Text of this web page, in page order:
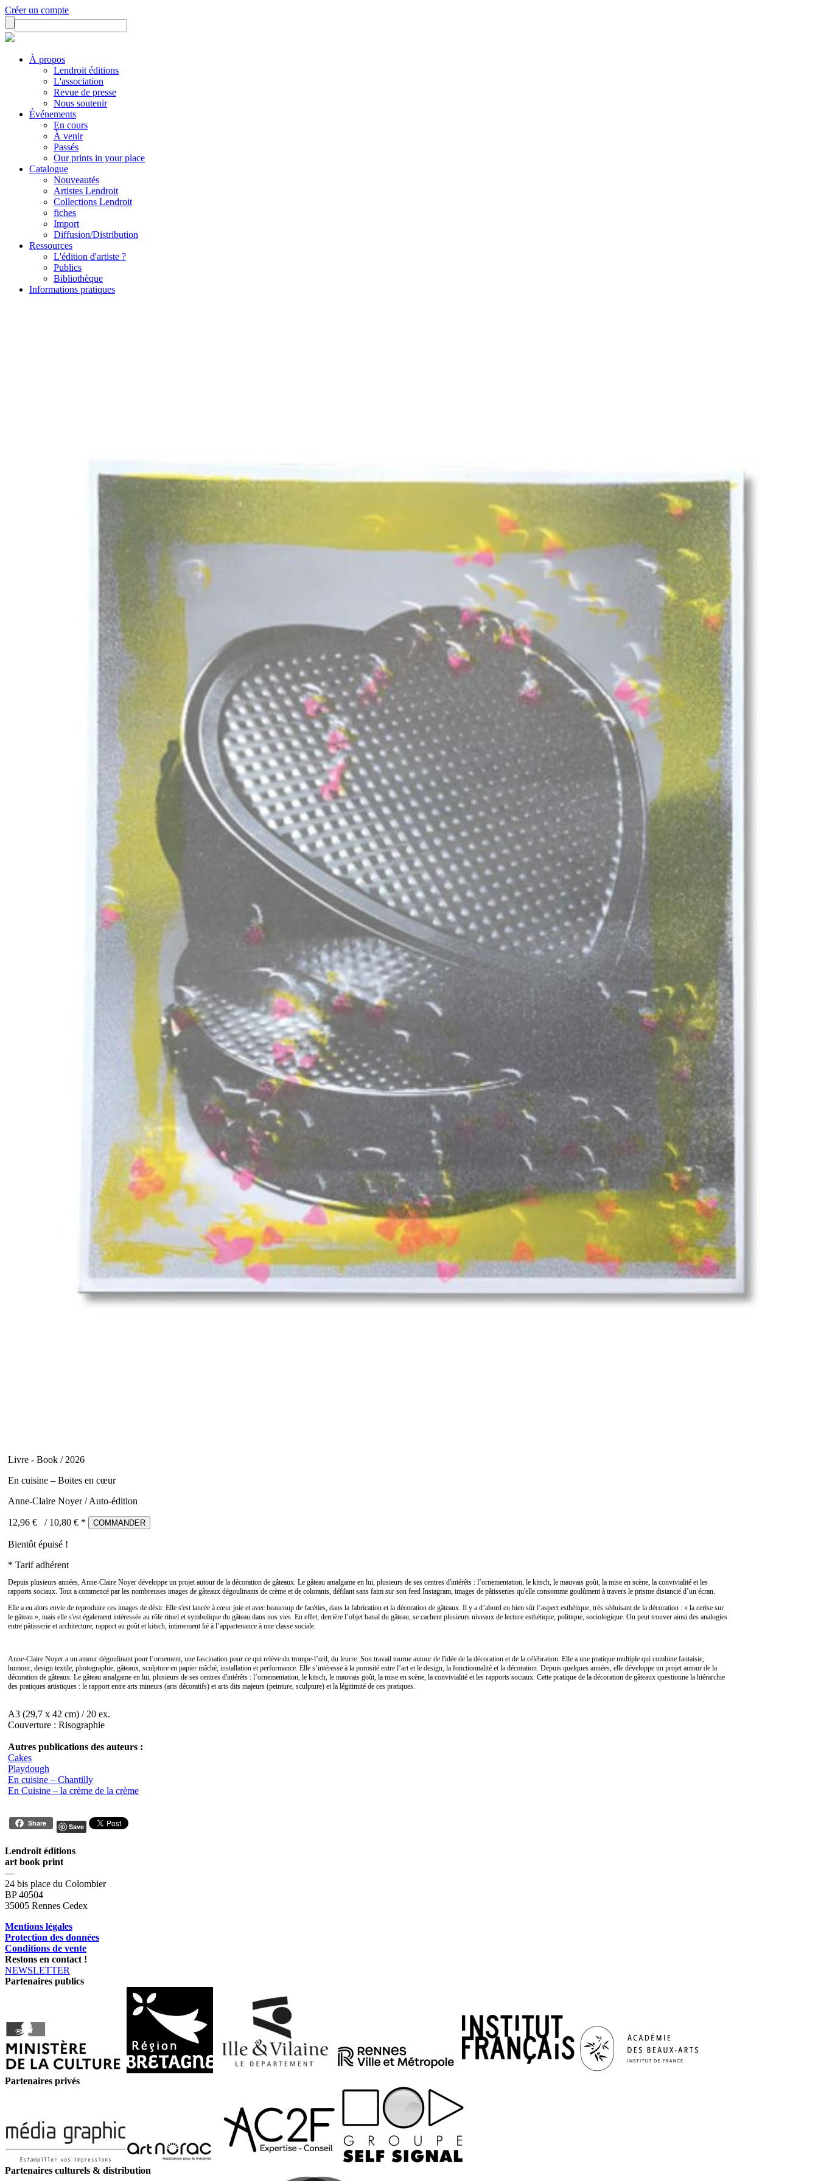
Créer un compte
À propos
Lendroit éditions
L'association
Revue de presse
Nous soutenir
Événements
En cours
À venir
Passés
Our prints in your place
Catalogue
Nouveautés
Artistes Lendroit
Collections Lendroit
fiches
Import
Diffusion/Distribution
Ressources
L'édition d'artiste ?
Publics
Bibliothèque
Informations pratiques
Livre - Book / 2026
En cuisine – Boites en cœur
Anne-Claire Noyer / Auto-édition
12,96 € / 10,80 € * COMMANDER
Bientôt épuisé !
* Tarif adhérent
Depuis plusieurs années, Anne-Claire Noyer développe un projet autour de la décoration de gâteaux. Le gâteau amalgame en lui, plusieurs de ses centres d'intérêts : l’ornementation, le kitsch, le mauvais goût, la mise en scène, la convivialité et les
rapports sociaux. Tout a commencé par les nombreuses images de gâteaux dégoulinants de crème et de colorants, défilant sans faim sur son feed Instagram, images de pâtisseries qu'elle consomme goulûment à travers le prisme distancié d’un écran.
Elle a eu alors envie de reproduire ces images de désir. Elle s'est lancée à cœur joie et avec beaucoup de facéties, dans la fabrication et la décoration de gâteaux. Il y a d’abord eu bien sûr l’aspect esthétique, très séduisant de la décoration : « la cerise sur
le gâteau », mais elle s'est également intéressée au rôle rituel et symbolique du gâteau dans nos vies. En effet, derrière l’objet banal du gâteau, se cachent plusieurs niveaux de lecture esthétique, politique, sociologique. On peut trouver ainsi des analogies
entre pâtisserie et architecture, rapport au goût et kitsch, intimement lié à l’appartenance à une classe sociale.
Anne-Claire Noyer a un amour dégoulinant pour l’ornement, une fascination pour ce qui relève du trompe-l’œil, du leurre. Son travail tourne autour de l'idée de la décoration et de la célébration. Elle a une pratique multiple qui combine fantaisie,
humour, design textile, photographie, gâteaux, sculpture en papier mâché, installation et performance. Elle s’intéresse à la porosité entre l’art et le design, la fonctionnalité et la décoration. Depuis quelques années, elle développe un projet autour de la
décoration de gâteaux. Le gâteau amalgame en lui, plusieurs de ses centres d'intérêts : l’ornementation, le kitsch, le mauvais goût, la mise en scène, la convivialité et les rapports sociaux. Cette pratique de la décoration de gâteaux questionne la hiérarchie
des pratiques artistiques : le rapport entre arts mineurs (arts décoratifs) et arts dits majeurs (peinture, sculpture) et la légitimité de ces pratiques.
A3 (29,7 x 42 cm) / 20 ex.
Couverture : Risographie
Autres publications des auteurs :
Cakes
Playdough
En cuisine – Chantilly
En Cuisine – la crème de la crème
Share Save
Lendroit éditions
art book print
—
24 bis place du Colombier
BP 40504
35005 Rennes Cedex
Mentions légales
Protection des données
Conditions de vente
Restons en contact !
NEWSLETTER
Partenaires publics
Partenaires privés
Partenaires culturels & distribution